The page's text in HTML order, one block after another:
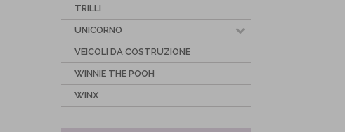
TRILLI
UNICORNO
VEICOLI DA COSTRUZIONE
WINNIE THE POOH
WINX